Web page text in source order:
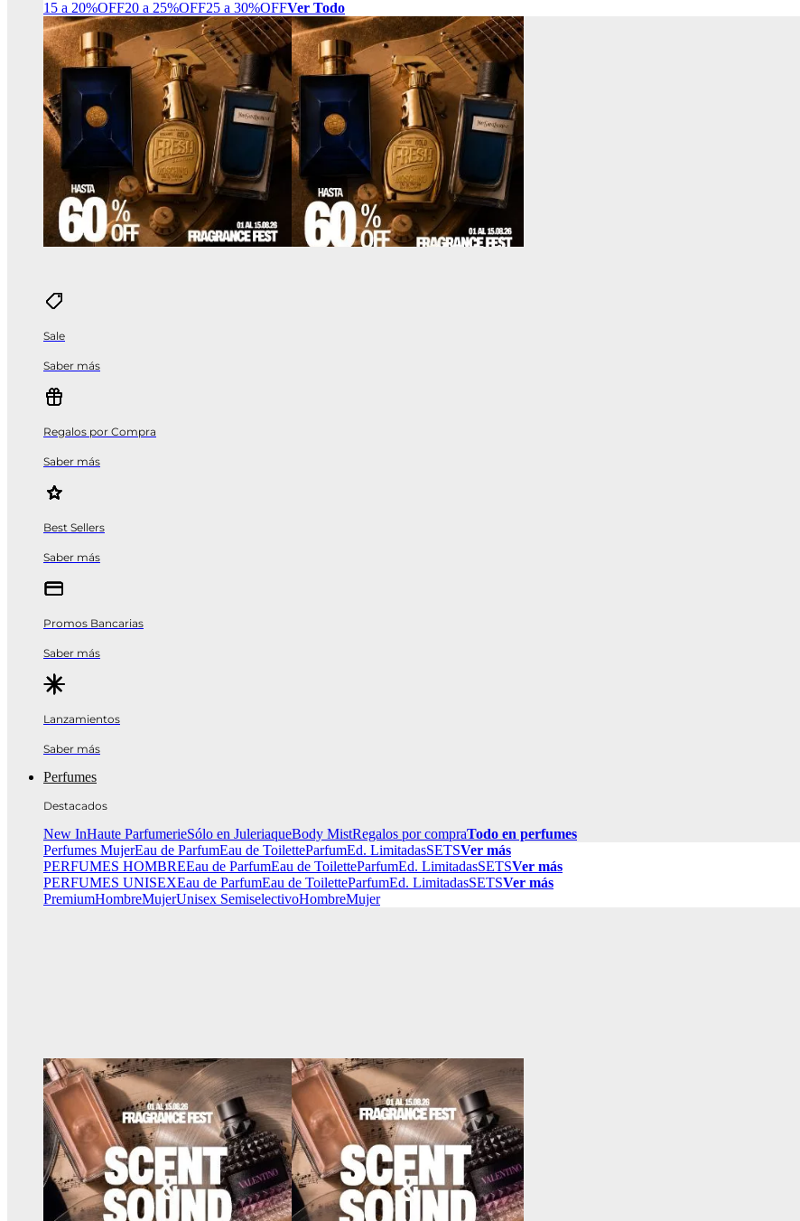
15 a 20%OFF20 a 25%OFF25 a 30%OFFVer Todo
Sale
Saber más
Regalos por Compra
Saber más
Best Sellers
Saber más
Promos Bancarias
Saber más
Lanzamientos
Saber más
Perfumes
Destacados
New InHaute ParfumerieSólo en JuleriaqueBody MistRegalos por compraTodo en perfumes
Perfumes MujerEau de ParfumEau de ToiletteParfumEd. LimitadasSETSVer más
PERFUMES HOMBREEau de ParfumEau de ToiletteParfumEd. LimitadasSETSVer más
PERFUMES UNISEXEau de ParfumEau de ToiletteParfumEd. LimitadasSETSVer más
PremiumHombreMujerUnisex SemiselectivoHombreMujer